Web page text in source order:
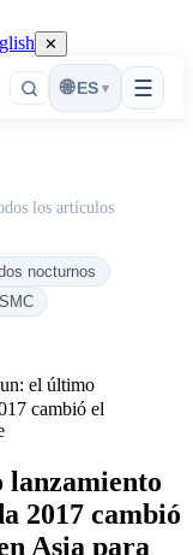
✕
☰
🌐 ES ▾
los artículos
nocturnos
el último
cambió el
lanzamiento
2017 cambió
Asia para